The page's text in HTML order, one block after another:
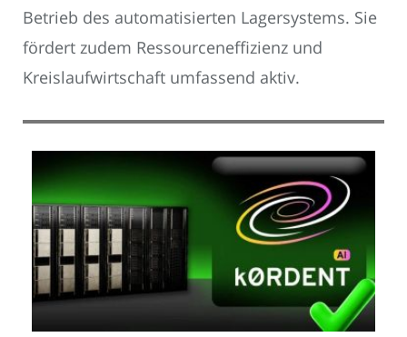
Betrieb des automatisierten Lagersystems. Sie
fördert zudem Ressourceneffizienz und
Kreislaufwirtschaft umfassend aktiv.